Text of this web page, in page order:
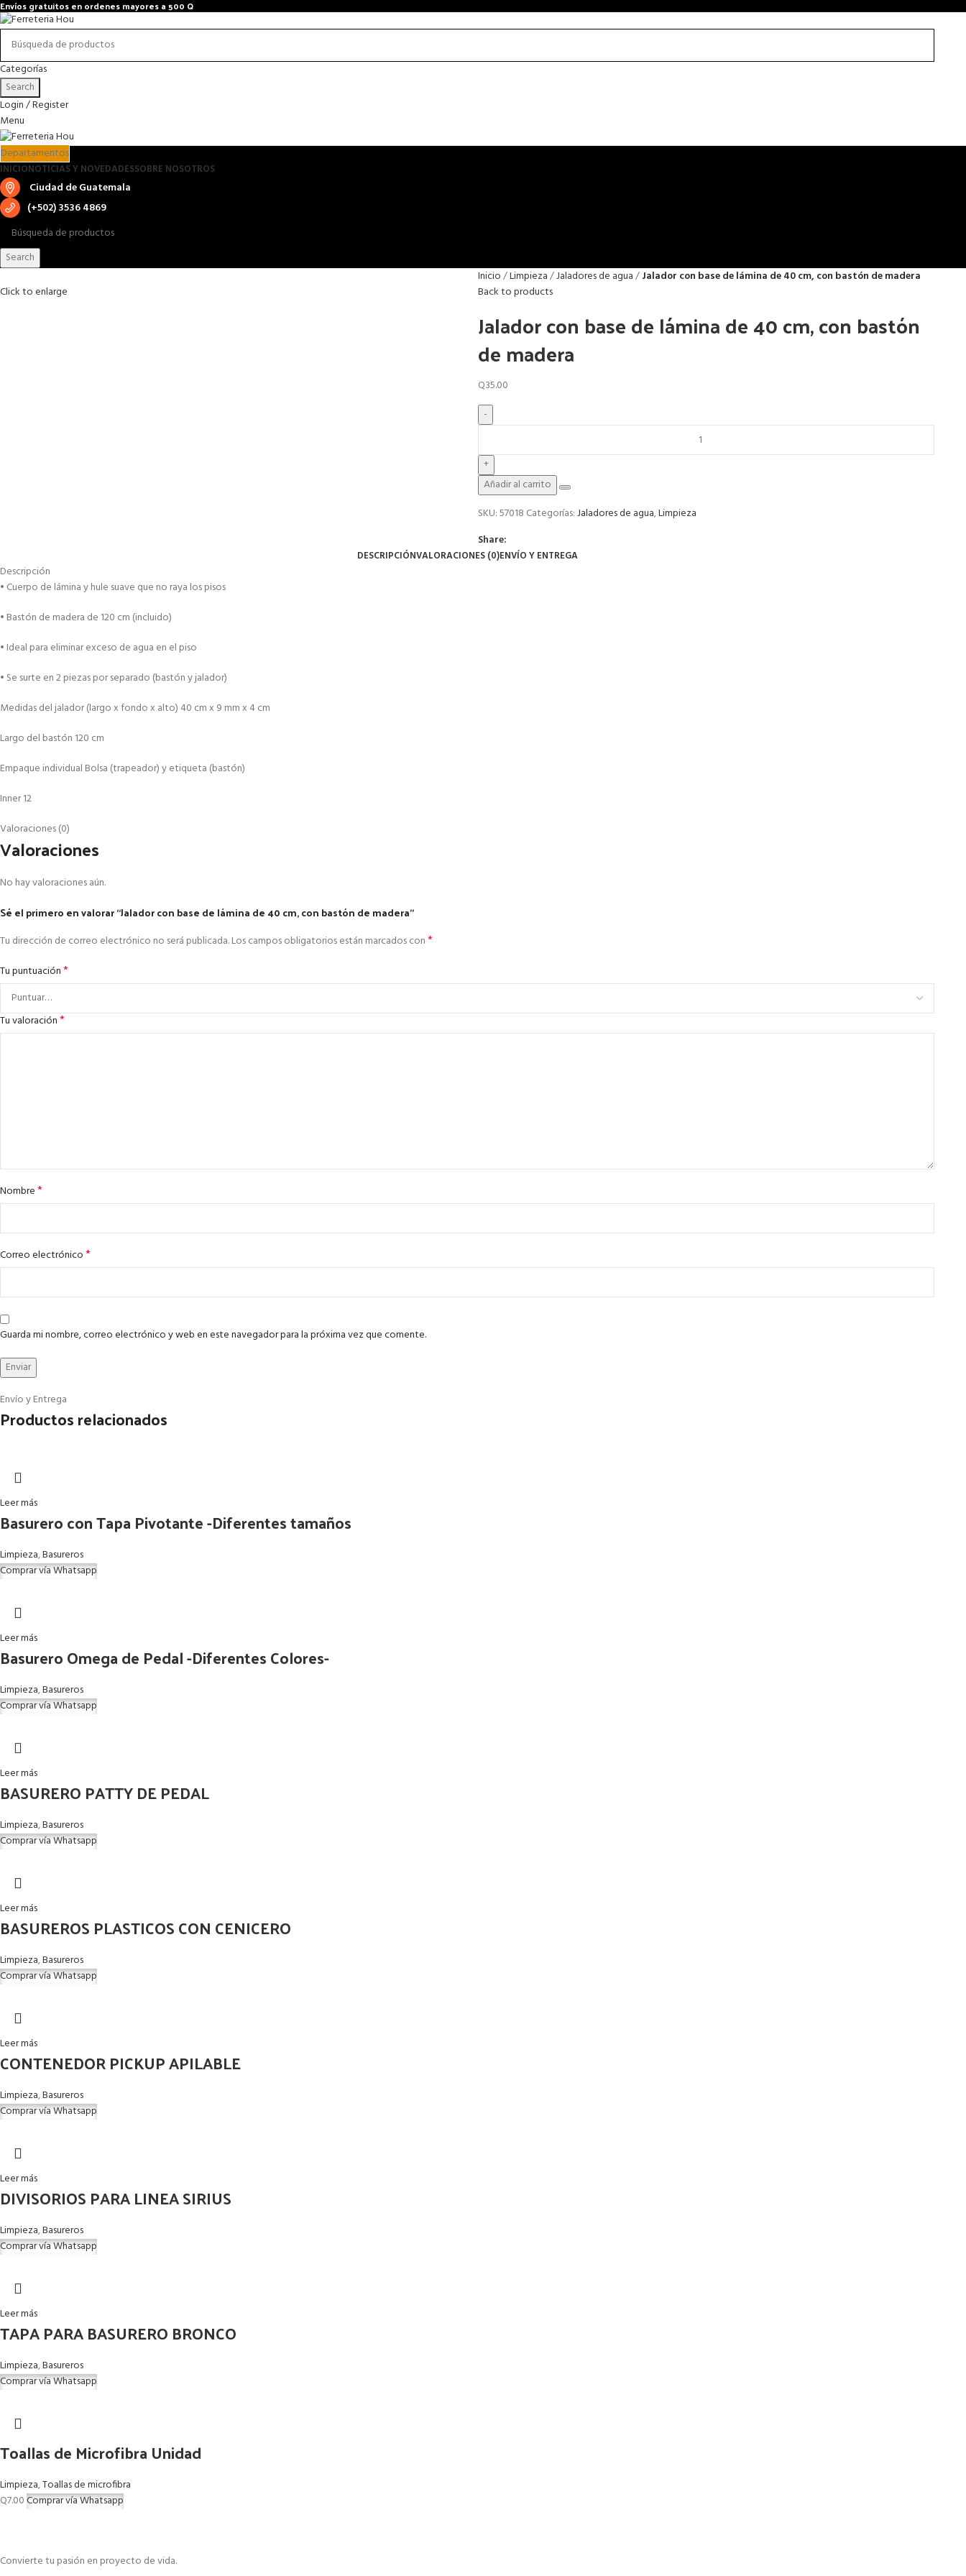
Envíos gratuitos en ordenes mayores a 500 Q
Categorías
Search
Login / Register
Menu
Departamentos
INICIONOTICIAS Y NOVEDADESSOBRE NOSOTROS
Ciudad de Guatemala
(+502) 3536 4869
Search
Click to enlarge
Inicio Limpieza Jaladores de agua
Jalador con base de lámina de 40 cm, con bastón de madera
Back to products
Jalador con base de lámina de 40 cm, con bastón
de madera
Q35.00
Añadir al carrito
SKU:57018 Categorías:Jaladores de agua,Limpieza
Share:
DESCRIPCIÓNVALORACIONES (0)ENVÍO Y ENTREGA
Descripción
• Cuerpo de lámina y hule suave que no raya los pisos
• Bastón de madera de 120 cm (incluido)
• Ideal para eliminar exceso de agua en el piso
• Se surte en 2 piezas por separado (bastón y jalador)
Medidas del jalador (largo x fondo x alto) 40 cm x 9 mm x 4 cm
Largo del bastón 120 cm
Empaque individual Bolsa (trapeador) y etiqueta (bastón)
Inner 12
Valoraciones (0)
Valoraciones
No hay valoraciones aún.
Sé el primero en valorar “Jalador con base de lámina de 40 cm, con bastón de madera”
Tu dirección de correo electrónico no será publicada.Los campos obligatorios están marcados con*
Tu puntuación*
Tu valoración*
Nombre*
Correo electrónico*
Guarda mi nombre, correo electrónico y web en este navegador para la próxima vez que comente.
Envío y Entrega
Productos relacionados
Leer más
Basurero con Tapa Pivotante -Diferentes tamaños
Limpieza,Basureros
Comprar vía Whatsapp
Leer más
Basurero Omega de Pedal -Diferentes Colores-
Limpieza,Basureros
Comprar vía Whatsapp
Leer más
BASURERO PATTY DE PEDAL
Limpieza,Basureros
Comprar vía Whatsapp
Leer más
BASUREROS PLASTICOS CON CENICERO
Limpieza,Basureros
Comprar vía Whatsapp
Leer más
CONTENEDOR PICKUP APILABLE
Limpieza,Basureros
Comprar vía Whatsapp
Leer más
DIVISORIOS PARA LINEA SIRIUS
Limpieza,Basureros
Comprar vía Whatsapp
Leer más
TAPA PARA BASURERO BRONCO
Limpieza,Basureros
Comprar vía Whatsapp
Toallas de Microfibra Unidad
Limpieza,Toallas de microfibra
Q7.00Comprar vía Whatsapp
Convierte tu pasión en proyecto de vida.